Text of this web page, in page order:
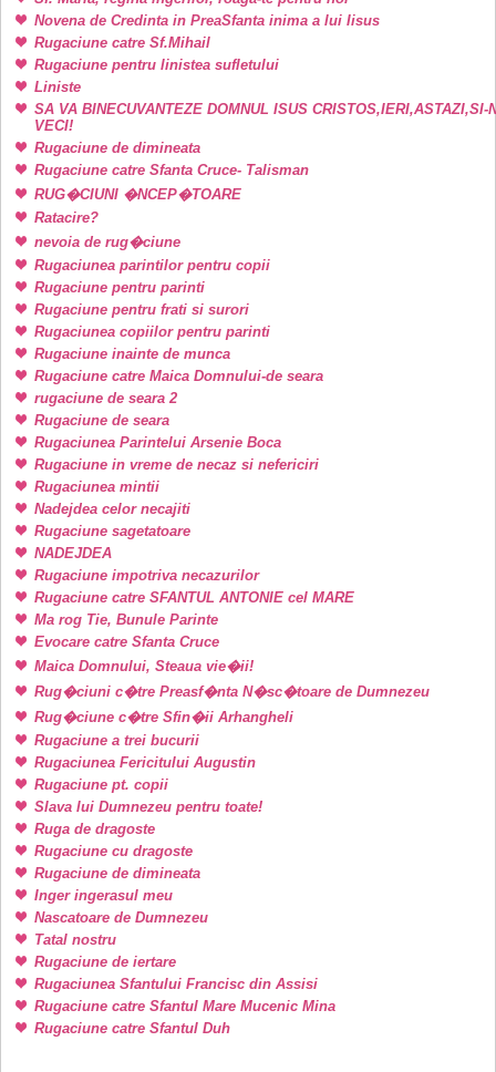
Novena de Credinta in PreaSfanta inima a lui Iisus
Rugaciune catre Sf.Mihail
Rugaciune pentru linistea sufletului
Liniste
SA VA BINECUVANTEZE DOMNUL ISUS CRISTOS,IERI,ASTAZI,SI-
VECI!
Rugaciune de dimineata
Rugaciune catre Sfanta Cruce- Talisman
RUG�CIUNI �NCEP�TOARE
Ratacire?
nevoia de rug�ciune
Rugaciunea parintilor pentru copii
Rugaciune pentru parinti
Rugaciune pentru frati si surori
Rugaciunea copiilor pentru parinti
Rugaciune inainte de munca
Rugaciune catre Maica Domnului-de seara
rugaciune de seara 2
Rugaciune de seara
Rugaciunea Parintelui Arsenie Boca
Rugaciune in vreme de necaz si nefericiri
Rugaciunea mintii
Nadejdea celor necajiti
Rugaciune sagetatoare
NADEJDEA
Rugaciune impotriva necazurilor
Rugaciune catre SFANTUL ANTONIE cel MARE
Ma rog Tie, Bunule Parinte
Evocare catre Sfanta Cruce
Maica Domnului, Steaua vie�ii!
Rug�ciuni c�tre Preasf�nta N�sc�toare de Dumnezeu
Rug�ciune c�tre Sfin�ii Arhangheli
Rugaciune a trei bucurii
Rugaciunea Fericitului Augustin
Rugaciune pt. copii
Slava lui Dumnezeu pentru toate!
Ruga de dragoste
Rugaciune cu dragoste
Rugaciune de dimineata
Inger ingerasul meu
Nascatoare de Dumnezeu
Tatal nostru
Rugaciune de iertare
Rugaciunea Sfantului Francisc din Assisi
Rugaciune catre Sfantul Mare Mucenic Mina
Rugaciune catre Sfantul Duh